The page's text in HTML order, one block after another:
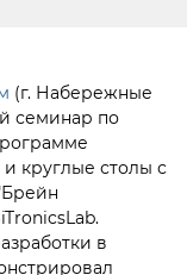
(г. Набережные
семинар по
круглые столы с
в